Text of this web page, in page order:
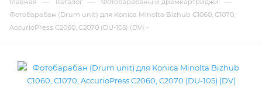
Главная Каталог Фотобарабаны и драмкартриджи
Фотобарабан (Drum unit) для Konica Minolta Bizhub C1060, C1070,
AccurioPress C2060, C2070 (DU-105) (DV) -